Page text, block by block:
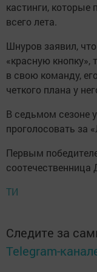
кастинги, которые
всего лета.
Шнуров заявил,
«красную
в свою команду,
четкого плана у
В седьмом сезоне
проголосовать за
Первым
соотечественница
ТИ
Следите за
Telegram-